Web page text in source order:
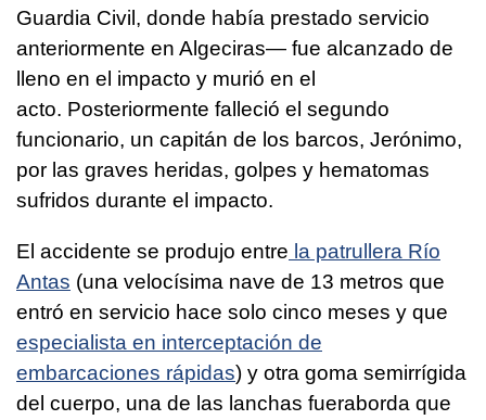
Guardia Civil, donde había prestado servicio
anteriormente en Algeciras— fue alcanzado de
lleno en el impacto y murió en el
acto. Posteriormente falleció el segundo
funcionario, un capitán de los barcos, Jerónimo,
por las graves heridas, golpes y hematomas
sufridos durante el impacto.
El accidente se produjo entre la patrullera Río
Antas (una velocísima nave de 13 metros que
entró en servicio hace solo cinco meses y que
especialista en interceptación de
embarcaciones rápidas) y otra goma semirrígida
del cuerpo, una de las lanchas fueraborda que